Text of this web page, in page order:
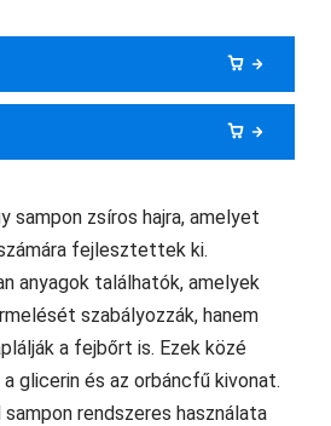
sampon zsíros hajra, amelyet
fejlesztettek ki.
anyagok találhatók, amelyek
szabályozzák, hanem
a fejbőrt is. Ezek közé
glicerin és az orbáncfű kivonat.
rendszeres használata